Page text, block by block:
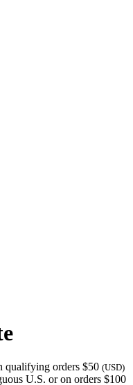
qualifying orders $50 (USD)
U.S. or on orders $100